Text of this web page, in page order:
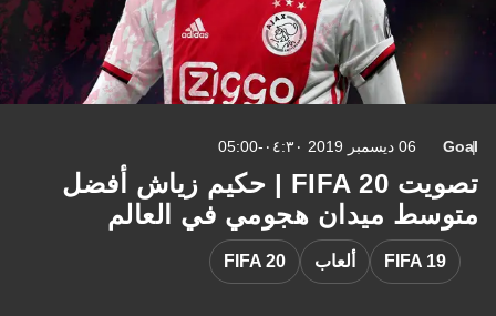
Goal 06 ديسمبر 2019 ٠٤:٣٠-05:00
تصويت FIFA 20 | حكيم زياش أفضل
متوسط ميدان هجومي في العالم
FIFA 19 ألعاب FIFA 20